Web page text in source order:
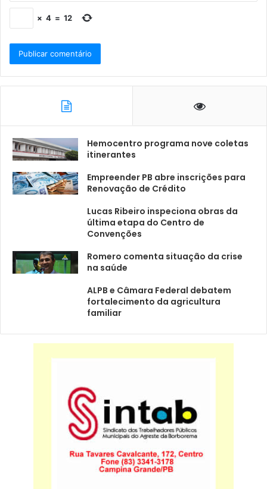
× 4 = 12
Hemocentro programa nove coletas
itinerantes
Empreender PB abre inscrições para
Renovação de Crédito
Lucas Ribeiro inspeciona obras da
última etapa do Centro de
Convenções
Romero comenta situação da crise
na saúde
ALPB e Câmara Federal debatem
fortalecimento da agricultura
familiar